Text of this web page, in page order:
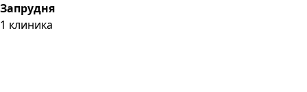
Запрудня
1 клиника